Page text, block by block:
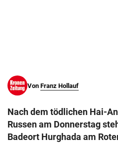
Von Franz Hollauf
Nach dem tödlichen Hai-
Russen am Donnerstag
Badeort Hurghada am